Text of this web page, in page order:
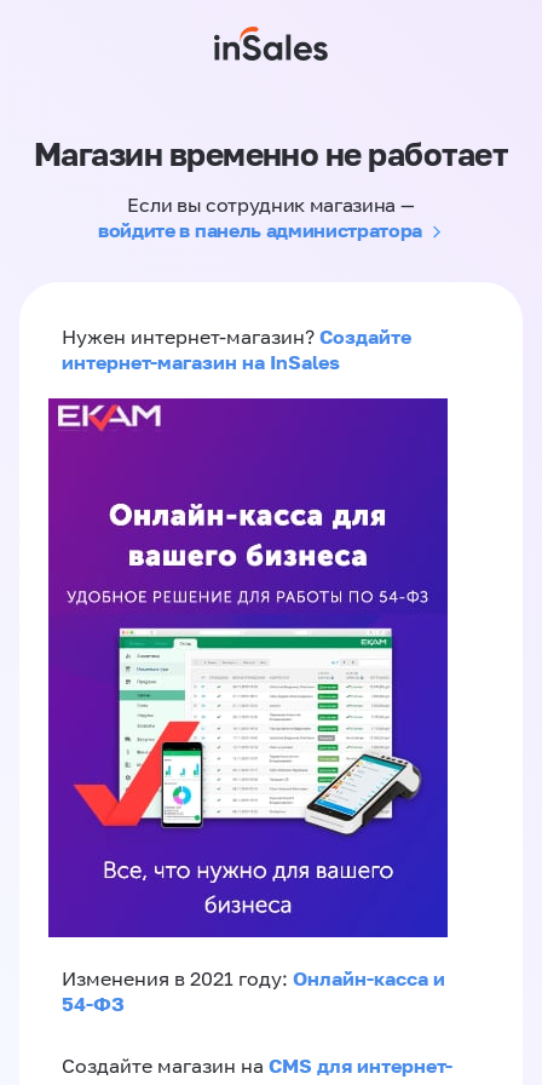
Магазин временно не работает
Если вы сотрудник магазина —
войдите в панель администратора
Нужен интернет-магазин? Создайте
интернет-магазин на InSales
Изменения в 2021 году: Онлайн-касса и
54-ФЗ
Создайте магазин на CMS для интернет-